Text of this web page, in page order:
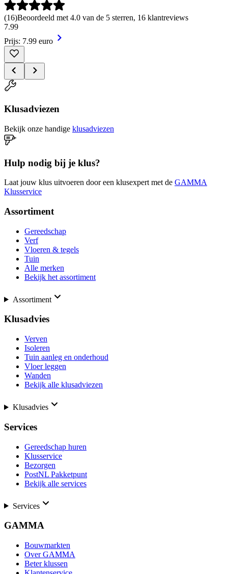
(16)Beoordeeld met 4.0 van de 5 sterren, 16 klantreviews
7.99
Prijs: 7.99 euro
Klusadviezen
Bekijk onze handige klusadviezen
Hulp nodig bij je klus?
Laat jouw klus uitvoeren door een klusexpert met de GAMMA
Klusservice
Assortiment
Gereedschap
Verf
Vloeren & tegels
Tuin
Alle merken
Bekijk het assortiment
Assortiment
Klusadvies
Verven
Isoleren
Tuin aanleg en onderhoud
Vloer leggen
Wanden
Bekijk alle klusadviezen
Klusadvies
Services
Gereedschap huren
Klusservice
Bezorgen
PostNL Pakketpunt
Bekijk alle services
Services
GAMMA
Bouwmarkten
Over GAMMA
Beter klussen